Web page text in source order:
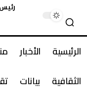
الرئيسية الأخبار
الثقافية
بيانات